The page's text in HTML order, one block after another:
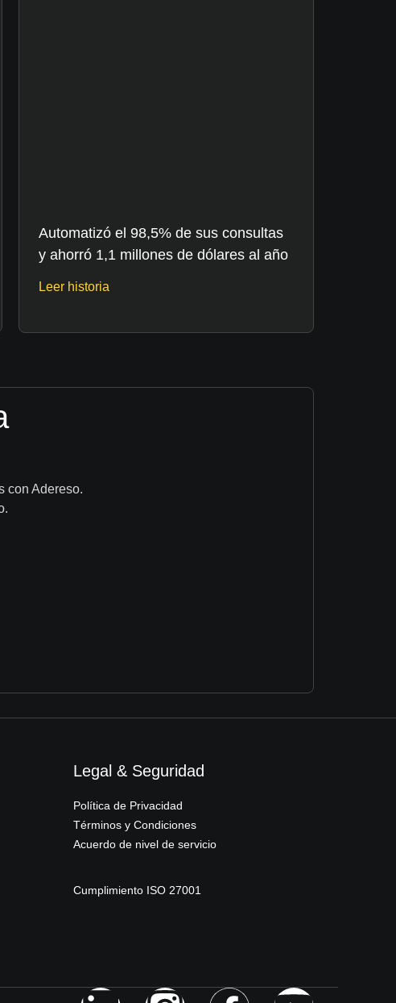
Automatizó el 98,5% de sus consultas
y ahorró 1,1 millones de dólares al año
Leer historia
con Adereso.
Legal & Seguridad
Política de Privacidad
Términos y Condiciones
Acuerdo de nivel de servicio
Cumplimiento ISO 27001